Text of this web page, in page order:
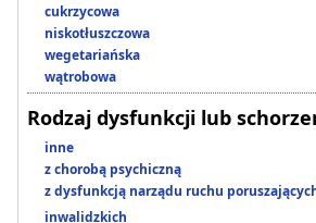
cukrzycowa
niskotłuszczowa
wegetariańska
wątrobowa
Rodzaj dysfunkcji lub
inne
z chorobą psychiczną
z dysfunkcją narządu ruchu
inwalidzkich